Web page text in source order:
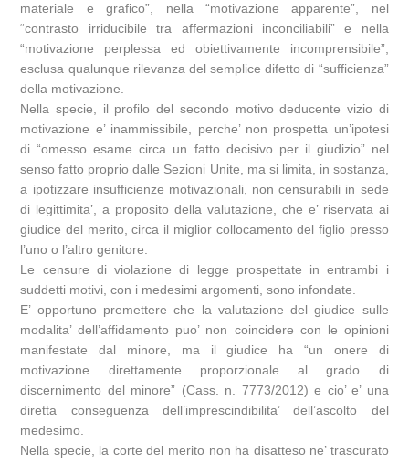
materiale e grafico”, nella “motivazione apparente”, nel
“contrasto irriducibile tra affermazioni inconciliabili” e nella
“motivazione perplessa ed obiettivamente incomprensibile”,
esclusa qualunque rilevanza del semplice difetto di “sufficienza”
della motivazione.
Nella specie, il profilo del secondo motivo deducente vizio di
motivazione e’ inammissibile, perche’ non prospetta un’ipotesi
di “omesso esame circa un fatto decisivo per il giudizio” nel
senso fatto proprio dalle Sezioni Unite, ma si limita, in sostanza,
a ipotizzare insufficienze motivazionali, non censurabili in sede
di legittimita’, a proposito della valutazione, che e’ riservata ai
giudice del merito, circa il miglior collocamento del figlio presso
l’uno o l’altro genitore.
Le censure di violazione di legge prospettate in entrambi i
suddetti motivi, con i medesimi argomenti, sono infondate.
E’ opportuno premettere che la valutazione del giudice sulle
modalita’ dell’affidamento puo’ non coincidere con le opinioni
manifestate dal minore, ma il giudice ha “un onere di
motivazione direttamente proporzionale al grado di
discernimento del minore” (Cass. n. 7773/2012) e cio’ e’ una
diretta conseguenza dell’imprescindibilita’ dell’ascolto del
medesimo.
Nella specie, la corte del merito non ha disatteso ne’ trascurato